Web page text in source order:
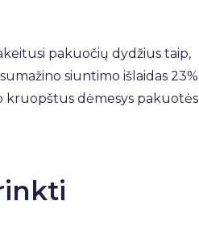
pakuočių dydžius taip,
siuntimo išlaidas 23%
kruopštus dėmesys pakuotės